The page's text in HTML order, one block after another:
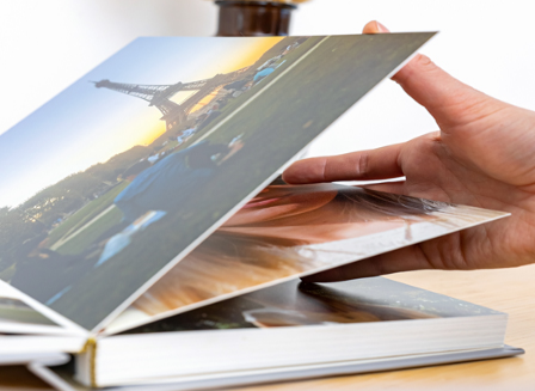
Ваш регион доставки
Выберите из списка: